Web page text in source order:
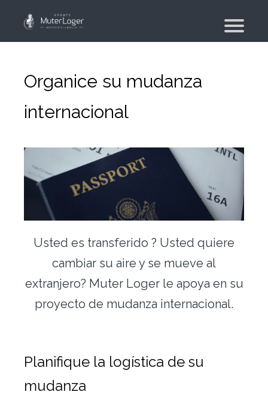
El grupo
Moving planner
Su búsqueda de vivienda
Su agencia inmobiliaria
Moviente
Mudanza de particular y de colaboradores
Mudanza militar – PFMD Oficial
Traslado de oficinas
Conserjería
Contacto
Organice su mudanza
internacional
Usted es transferido ? Usted quiere
cambiar su aire y se mueve al
extranjero? Muter Loger le apoya en su
proyecto de mudanza internacional.
Planifique la logística de su
mudanza